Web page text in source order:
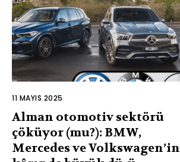
11 MAYIS 2025
Alman otomotiv sektörü
çöküyor (mu?): BMW,
Mercedes ve Volkswagen’in